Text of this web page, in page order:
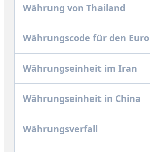
Währung von Thailand
Währungscode für den Euro
Währungseinheit im Iran
Währungseinheit in China
Währungsverfall